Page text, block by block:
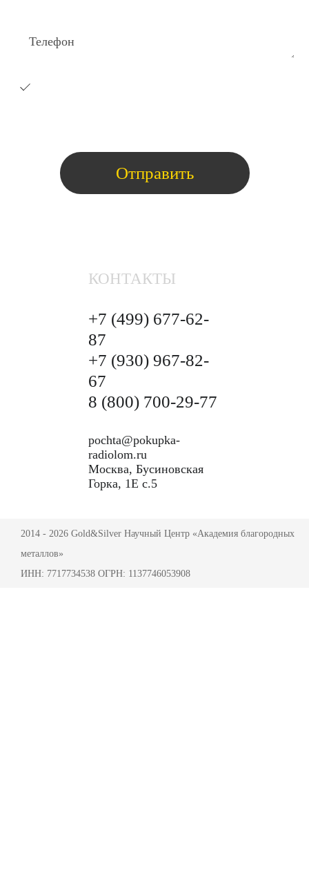
КОНТАКТЫ
+7 (499) 677-62-
87
+7 (930) 967-82-
67
8 (800) 700-29-77
pochta@pokupka-
radiolom.ru
Москва, Бусиновская
Горка, 1Е с.5
2014 - 2026 Gold&Silver Научный Центр «Академия благородных
металлов»
ИНН: 7717734538 ОГРН: 1137746053908